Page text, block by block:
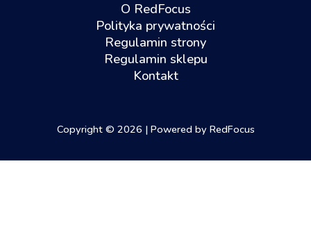
O RedFocus
Polityka prywatności
Regulamin strony
Regulamin sklepu
Kontakt
Copyright © 2026 | Powered by RedFocus